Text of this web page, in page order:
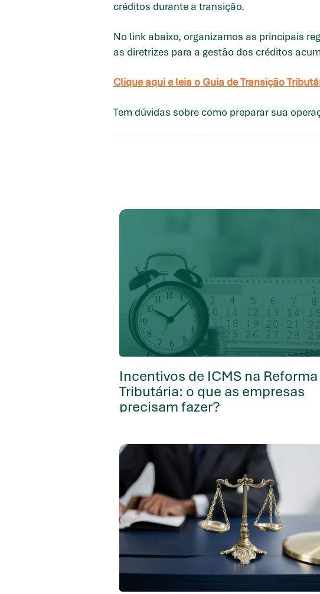
créditos durante a transição.
No link abaixo, organizamos as principais
as diretrizes para a gestão dos créditos
Clique aqui e leia o Guia de Transição
Tem dúvidas sobre como preparar sua
Incentivos de ICMS na Reforma
Tributária: o que as empresas
precisam fazer?